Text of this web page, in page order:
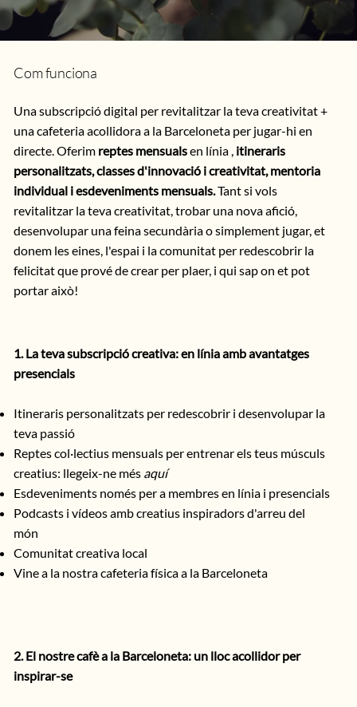
Com funciona
Una subscripció digital per revitalitzar la teva creativitat +
una cafeteria acollidora a la Barceloneta per jugar-hi en
directe. Oferim reptes mensualsen línia , itineraris
personalitzats, classes d'innovació i creativitat, mentoria
individual i esdeveniments mensuals.Tant si vols
revitalitzar la teva creativitat, trobar una nova afició,
desenvolupar una feina secundària o simplement jugar, et
donem les eines, l'espai i la comunitat per redescobrir la
felicitat que prové de crear per plaer, i qui sap on et pot
portar això!
1. La teva subscripció creativa: en línia amb avantatges
presencials
Itineraris personalitzats per redescobrir i desenvolupar la
teva passió
Reptes col·lectius mensuals per entrenar els teus músculs
creatius: llegeix-ne més aquí
Esdeveniments només per a membres en línia i presencials
Podcasts i vídeos amb creatius inspiradors d'arreu del
món
Comunitat creativa local
Vine a la nostra cafeteria física a la Barceloneta
2. El nostre cafè a la Barceloneta: un lloc acollidor per
inspirar-se